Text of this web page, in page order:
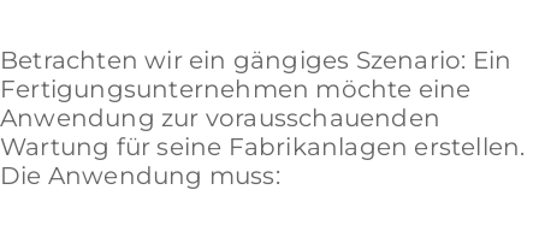
Betrachten wir ein gängiges Szenario: Ein
Fertigungsunternehmen möchte eine
Anwendung zur vorausschauenden
Wartung für seine Fabrikanlagen erstellen.
Die Anwendung muss: